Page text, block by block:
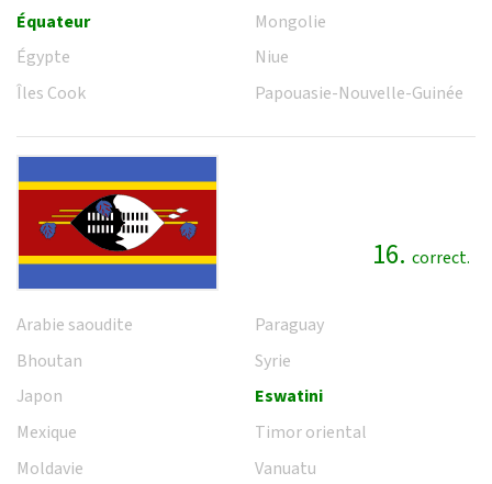
Équateur
Égypte
Îles Cook
Mongolie
Niue
Papouasie-Nouvelle-Guinée
16. correct.
Arabie saoudite
Bhoutan
Japon
Mexique
Moldavie
Paraguay
Syrie
Eswatini
Timor oriental
Vanuatu